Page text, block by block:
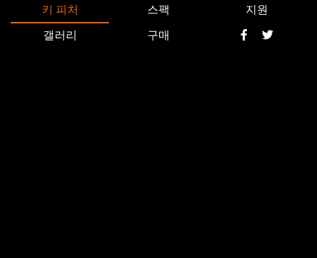
키 피처 스팩
지원
갤러리
구매